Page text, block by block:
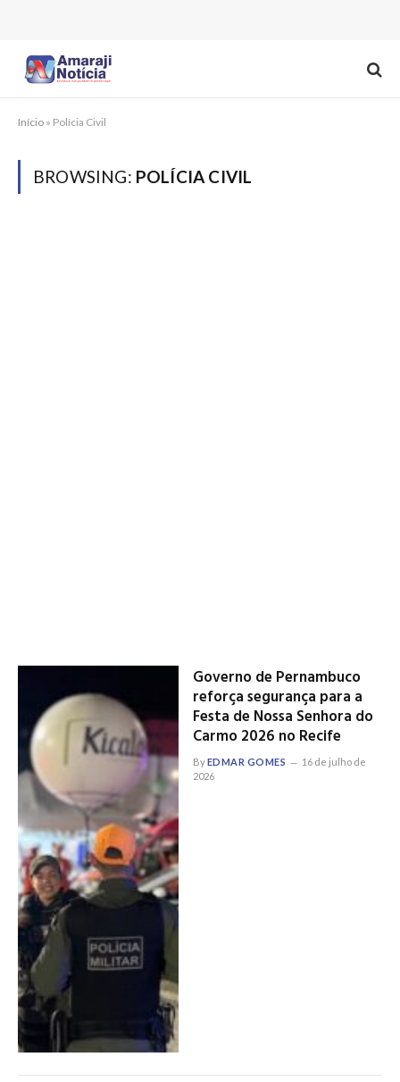
Início » Polícia Civil
BROWSING: POLÍCIA CIVIL
Governo de Pernambuco
reforça segurança para a
Festa de Nossa Senhora do
Carmo 2026 no Recife
ByEDMAR GOMES
16 de julho de
2026